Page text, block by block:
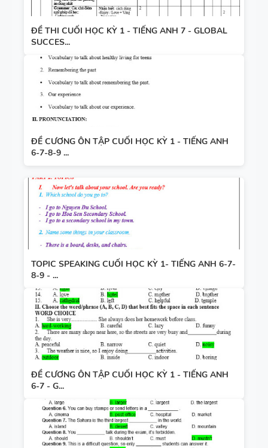
ĐỀ THI CUỐI HỌC KỲ 1 - TIẾNG ANH 7 - GLOBAL
SUCCES...
ĐỀ CƯƠNG ÔN TẬP CUỐI HỌC KỲ 1 - TIẾNG ANH
6-7-8-9 ...
TOPIC SPEAKING CUỐI HỌC KỲ 1- TIẾNG ANH 6-7-
8-9 - ...
ĐỀ CƯƠNG ÔN TẬP CUỐI HỌC KỲ 1 - TIẾNG ANH
6-7 - G...